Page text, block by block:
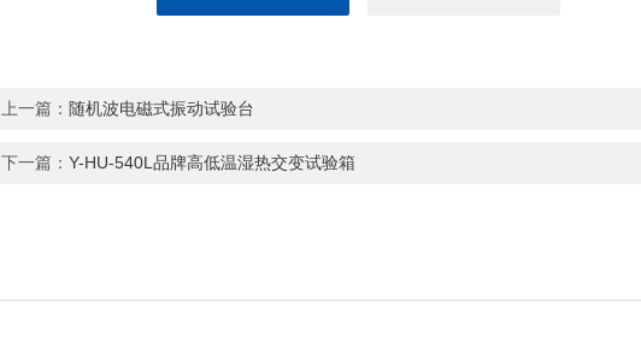
上一篇： 随机波电磁式振动试验台
下一篇：Y-HU-540L品牌高低温湿热交变试验箱